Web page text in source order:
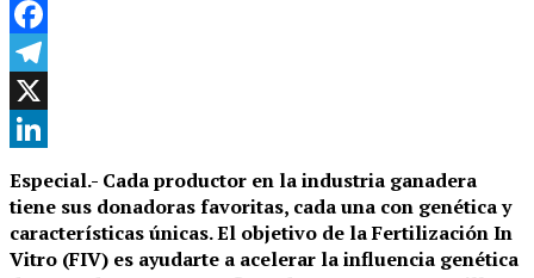
WhatsApp
Facebook
Telegram
X
Especial.- Cada productor en la industria ganadera
tiene sus donadoras favoritas, cada una con genética y
características únicas. El objetivo de la Fertilización In
Vitro (FIV) es ayudarte a acelerar la influencia genética